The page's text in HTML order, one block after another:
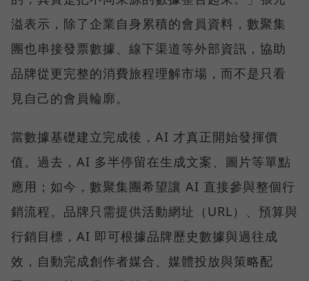
溢表示，除了企業自身累積的會員資料，數聚集
團也串接發票數據、線下渠道等外部資訊，協助
品牌從更完整的消費旅程理解市場，而不是只看
見自己的會員輪廓。
當數據基礎建立完成後，AI 才真正開始發揮價
值。過去，AI 多半停留在生成文案、圖片等單點
應用；如今，數聚集團希望讓 AI 直接參與整個行
銷流程。品牌只需提供活動網址（URL）、預算與
行銷目標，AI 即可根據品牌歷史數據與過往成
效，自動完成創作者媒合、媒體投放與策略配